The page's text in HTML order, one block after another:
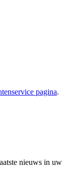
pagina.
nieuws in uw